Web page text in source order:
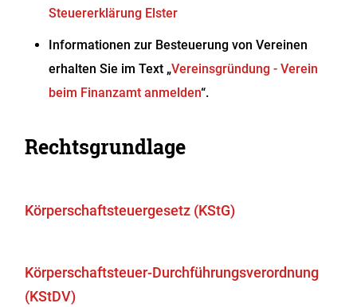
Steuererklärung Elster
Informationen zur Besteuerung von Vereinen
erhalten Sie im Text „Vereinsgründung - Verein
beim Finanzamt anmelden“.
Rechtsgrundlage
Körperschaftsteuergesetz (KStG)
Körperschaftsteuer-Durchführungsverordnung
(KStDV)